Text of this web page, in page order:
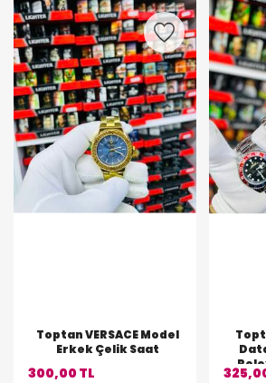
Toptan VERSACE Model
Erkek Çelik Saat
300,00 TL